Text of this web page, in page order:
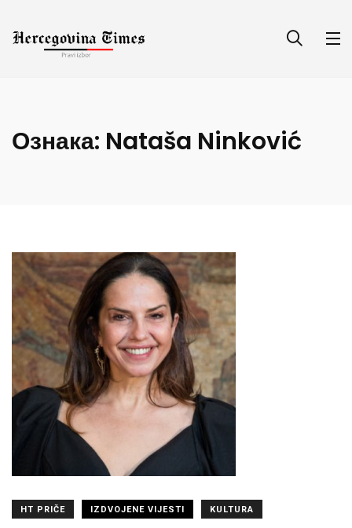
Ознака: Nataša Ninković
HT PRIČE IZDVOJENE VIJESTI KULTURA